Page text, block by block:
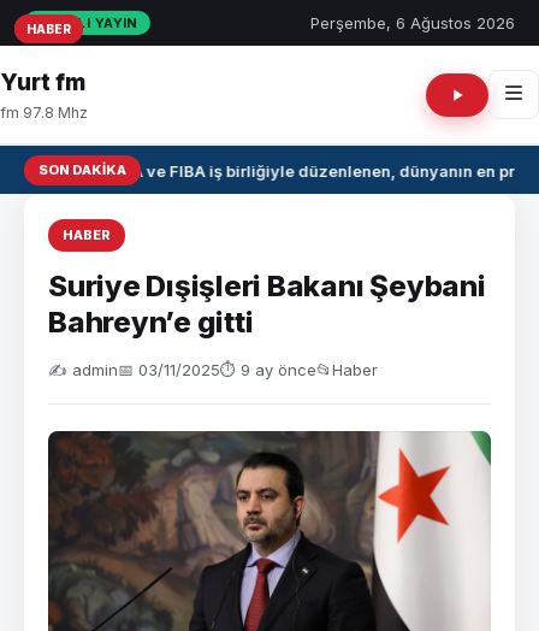
CANLI YAYIN Perşembe, 6 Ağustos 2026
Yurt fm
fm 97.8 Mhz
SON DAKIKANBA ve FIBA iş birliğiyle düzenlenen, dünyanın en
HABER
Suriye Dışişleri Bakanı Şeybani
Bahreyn’e gitti
✍️ admin📅 03/11/2025⏱ 9 ay önce📂Haber
HABER
HABER
HABER